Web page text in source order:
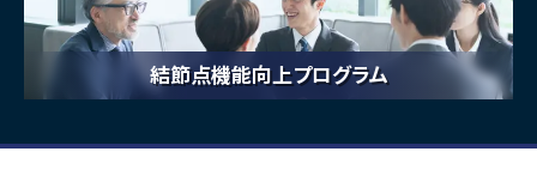
結節点機能向上プログラム